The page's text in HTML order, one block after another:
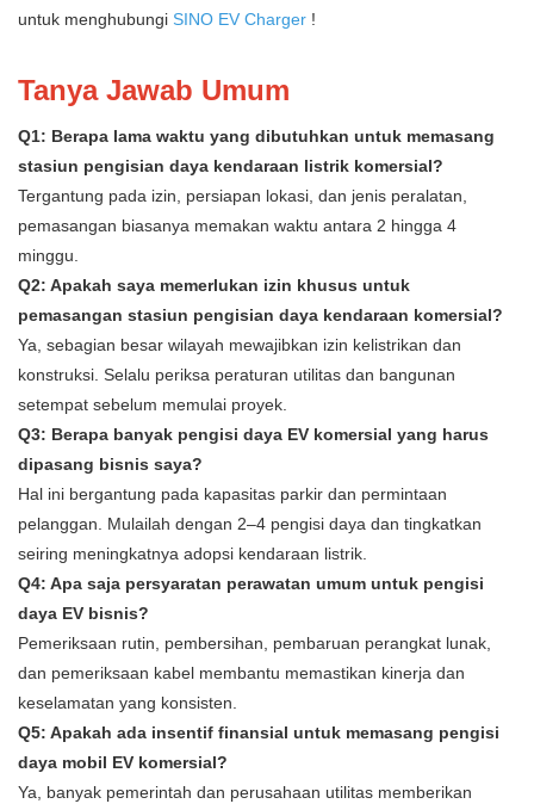
untuk menghubungi SINO EV Charger !
Tanya Jawab Umum
Q1: Berapa lama waktu yang dibutuhkan untuk memasang
stasiun pengisian daya kendaraan listrik komersial?
Tergantung pada izin, persiapan lokasi, dan jenis peralatan,
pemasangan biasanya memakan waktu antara 2 hingga 4
minggu.
Q2: Apakah saya memerlukan izin khusus untuk
pemasangan stasiun pengisian daya kendaraan komersial?
Ya, sebagian besar wilayah mewajibkan izin kelistrikan dan
konstruksi. Selalu periksa peraturan utilitas dan bangunan
setempat sebelum memulai proyek.
Q3: Berapa banyak pengisi daya EV komersial yang harus
dipasang bisnis saya?
Hal ini bergantung pada kapasitas parkir dan permintaan
pelanggan. Mulailah dengan 2–4 pengisi daya dan tingkatkan
seiring meningkatnya adopsi kendaraan listrik.
Q4: Apa saja persyaratan perawatan umum untuk pengisi
daya EV bisnis?
Pemeriksaan rutin, pembersihan, pembaruan perangkat lunak,
dan pemeriksaan kabel membantu memastikan kinerja dan
keselamatan yang konsisten.
Q5: Apakah ada insentif finansial untuk memasang pengisi
daya mobil EV komersial?
Ya, banyak pemerintah dan perusahaan utilitas memberikan